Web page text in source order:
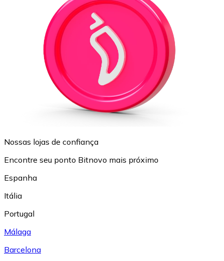
Nossas lojas de confiança
Encontre seu ponto Bitnovo mais próximo
Espanha
Itália
Portugal
Málaga
Barcelona